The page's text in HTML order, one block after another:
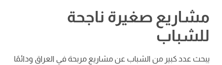
مشاريع صغيرة ناجحة
للشباب
يبحث عدد كبير من الشباب عن مشاريع مربحة في العراق ودائمًا